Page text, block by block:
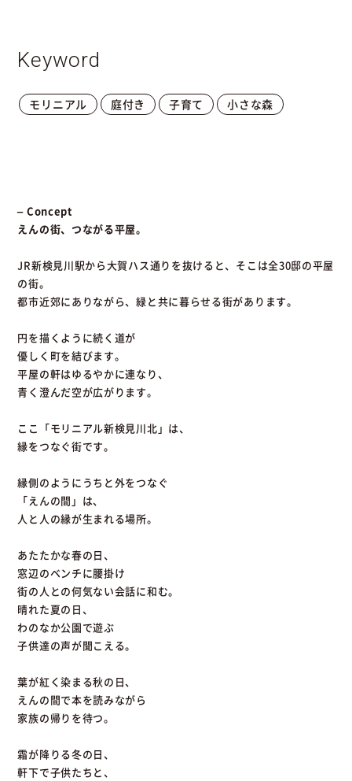
Keyword
モリニアル 庭付き 子育て 小さな森
– Concept
えんの街、つながる平屋。
JR新検見川駅から大賀ハス通りを抜けると、そこは全30邸の平屋
の街。
都市近郊にありながら、緑と共に暮らせる街があります。
円を描くように続く道が
優しく町を結びます。
平屋の軒はゆるやかに連なり、
青く澄んだ空が広がります。
ここ「モリニアル新検見川北」は、
縁をつなぐ街です。
縁側のようにうちと外をつなぐ
「えんの間」は、
人と人の縁が生まれる場所。
あたたかな春の日、
窓辺のベンチに腰掛け
街の人との何気ない会話に和む。
晴れた夏の日、
わのなか公園で遊ぶ
子供達の声が聞こえる。
葉が紅く染まる秋の日、
えんの間で本を読みながら
家族の帰りを待つ。
霜が降りる冬の日、
軒下で子供たちと、